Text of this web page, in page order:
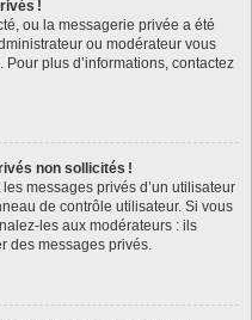
!
ou la messagerie privée a été
ou modérateur vous
plus d’informations, contactez
non sollicités !
messages privés d’un utilisateur
de contrôle utilisateur. Si vous
les aux modérateurs : ils
des messages privés.